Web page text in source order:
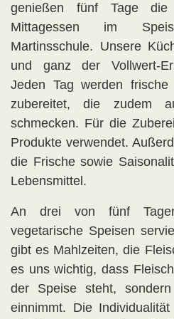
genießen fünf Tage
Mittagessen im
Martinsschule. Unsere
und ganz der Vollwert-
Jeden Tag werden
zubereitet, die zudem
schmecken. Für die
Produkte verwendet.
die Frische sowie
Lebensmittel.
An drei von fünf
vegetarische Speisen
gibt es Mahlzeiten, die
es uns wichtig, dass
der Speise steht,
einnimmt. Die